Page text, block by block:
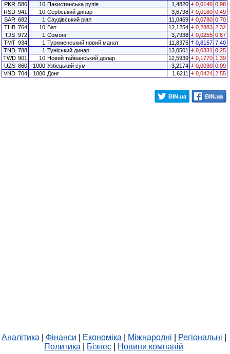
PKR 586 10 Пакистанська рупія 1,4820 0,0146 0,98
RSD 941 10 Сербський динар 3,6798 0,0180 0,49
SAR 682 1 Саудівський ріял 11,0469 0,0780 0,70
THB 764 10 Бат 12,1254 0,2883 2,32
TJS 972 1 Сомоні 3,7938 0,0255 0,67
TMT 934 1 Туркменський новий манат 11,8375 0,8157 7,40
TND 788 1 Туніський динар 13,0501 0,0331 0,25
TWD 901 10 Новий тайванський долар 12,5939 0,1770 1,39
UZS 860 1000 Узбецький сум 3,2174 0,0030 0,09
VND 704 1000 Донг 1,6211 0,0424 2,55
Аналітика Фінанси Економіка Міжнародні Регіональні
Политика
Бізнес Новини компаній